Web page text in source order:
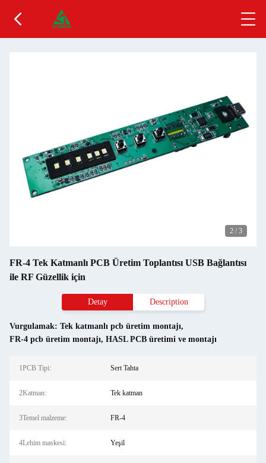
2 / 3
FR-4 Tek Katmanlı PCB Üretim Toplantısı USB Bağlantısı
ile RF Güzellik için
Detay Description
Vurgulamak: Tek katmanlı pcb üretim montajı,
FR-4 pcb üretim montajı, HASL PCB üretimi ve montajı
1PCB Tipi: Sert Tahta
2Katman: Tek katman
3Temel malzeme: FR-4
4Lehim maskesi: Yeşil